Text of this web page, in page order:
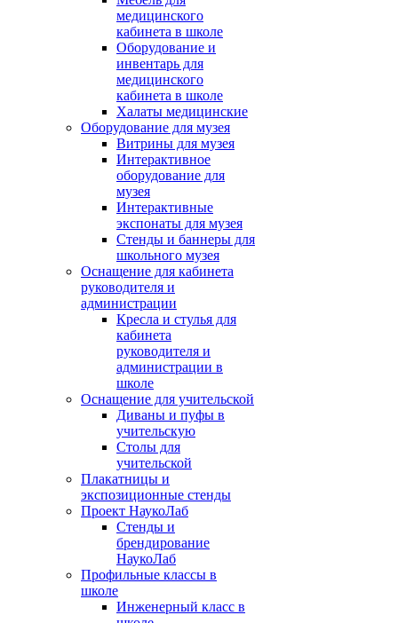
медицинского
кабинета в школе
Оборудование и
инвентарь для
медицинского
кабинета в школе
Халаты медицинские
Оборудование для музея
Витрины для музея
Интерактивное
оборудование для
музея
Интерактивные
экспонаты для музея
Стенды и баннеры для
школьного музея
Оснащение для кабинета
руководителя и
администрации
Кресла и стулья для
кабинета
руководителя и
администрации в
школе
Оснащение для учительской
Диваны и пуфы в
учительскую
Столы для
учительской
Плакатницы и
экспозиционные стенды
Проект НаукоЛаб
Стенды и
брендирование
НаукоЛаб
Профильные классы в
школе
Инженерный класс в